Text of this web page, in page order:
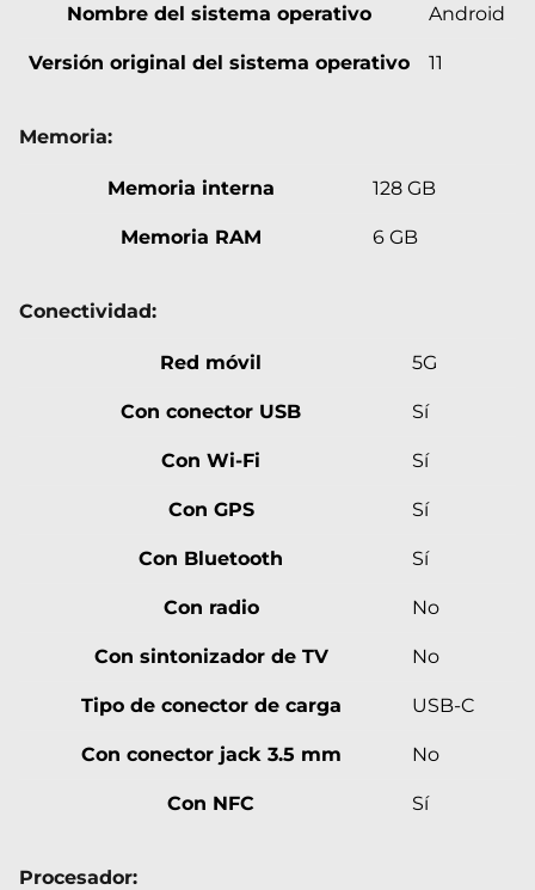
Nombre del sistema operativo Android
Versión original del sistema operativo 11
Memoria:
Memoria interna 128 GB
Memoria RAM 6 GB
Conectividad:
Red móvil 5G
Con conector USB Sí
Con Wi-Fi Sí
Con GPS Sí
Con Bluetooth Sí
Con radio No
Con sintonizador de TV No
Tipo de conector de carga USB-C
Con conector jack 3.5 mm No
Con NFC Sí
Procesador: